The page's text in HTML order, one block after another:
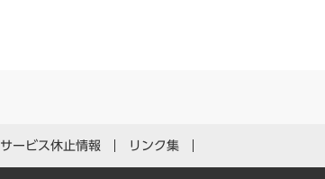
サービス休止情報 リンク集